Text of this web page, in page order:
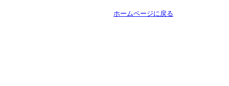
ホームページに戻る